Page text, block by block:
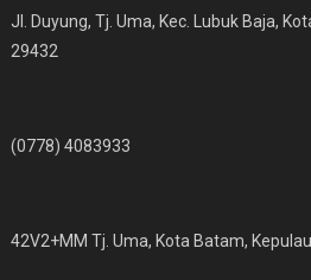
Jl. Duyung, Tj. Uma, Kec. Lubuk Baja,
29432
(0778) 4083933
42V2+MM Tj. Uma, Kota Batam,